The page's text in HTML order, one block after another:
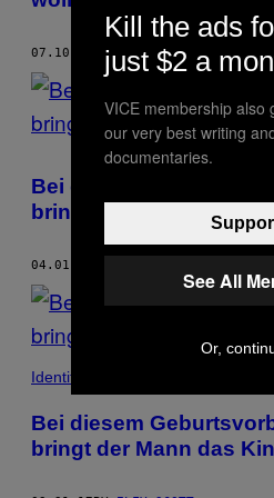
07.10.17 BY ELFY SCOTT
Bei diesem
bringt der Mann das
04.01.17
Identity
Bei diesem
bringt der Mann das
Kill the ads
just $2 a
VICE membership also
our very best writing
documentaries.
See All
Or,